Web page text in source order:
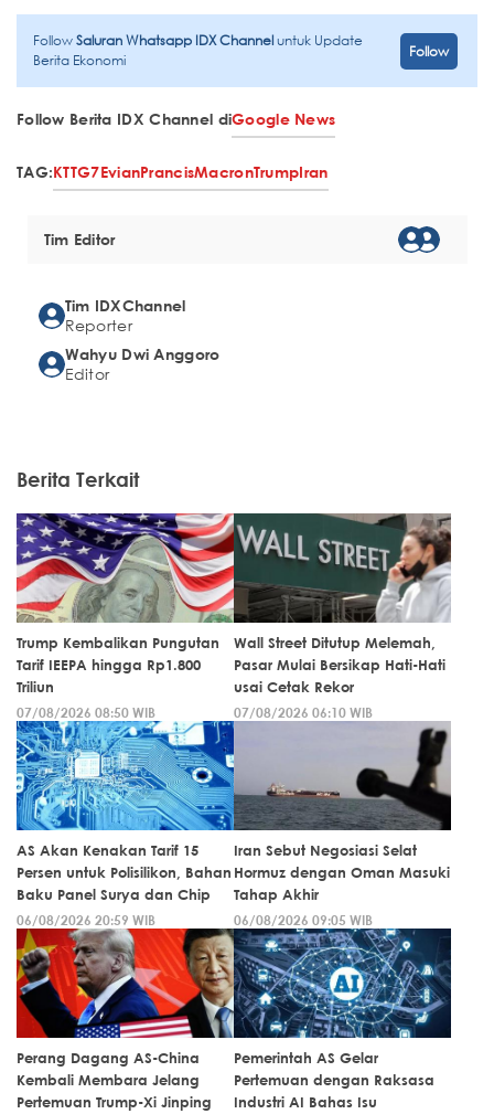
FollowSaluran Whatsapp IDX Channeluntuk Update
Berita Ekonomi
Follow
Follow Berita IDX Channel diGoogle News
TAG:KTTG7EvianPrancisMacronTrumpIran
Tim Editor
Tim IDXChannel
Reporter
Wahyu Dwi Anggoro
Editor
Berita Terkait
Trump Kembalikan Pungutan
Tarif IEEPA hingga Rp1.800
Triliun
07/08/2026 08:50 WIB
Wall Street Ditutup Melemah,
Pasar Mulai Bersikap Hati-Hati
usai Cetak Rekor
07/08/2026 06:10 WIB
AS Akan Kenakan Tarif 15
Persen untuk Polisilikon, Bahan
Baku Panel Surya dan Chip
06/08/2026 20:59 WIB
Iran Sebut Negosiasi Selat
Hormuz dengan Oman Masuki
Tahap Akhir
06/08/2026 09:05 WIB
Perang Dagang AS-China
Kembali Membara Jelang
Pertemuan Trump-Xi Jinping
Pemerintah AS Gelar
Pertemuan dengan Raksasa
Industri AI Bahas Isu